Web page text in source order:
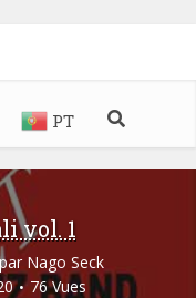
PT
vol. 1
par Nago Seck
76 Vues